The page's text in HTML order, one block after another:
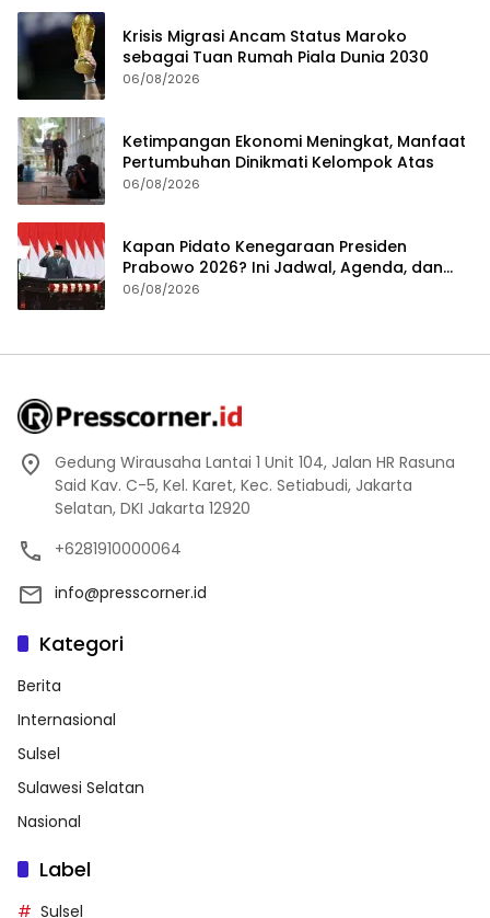
Krisis Migrasi Ancam Status Maroko
sebagai Tuan Rumah Piala Dunia 2030
06/08/2026
Ketimpangan Ekonomi Meningkat, Manfaat
Pertumbuhan Dinikmati Kelompok Atas
06/08/2026
Kapan Pidato Kenegaraan Presiden
Prabowo 2026? Ini Jadwal, Agenda, dan
Rangkaian Kegiatannya
06/08/2026
Gedung Wirausaha Lantai 1 Unit 104, Jalan HR Rasuna
Said Kav. C-5, Kel. Karet, Kec. Setiabudi, Jakarta
Selatan, DKI Jakarta 12920
+6281910000064
info@presscorner.id
Kategori
Berita
Internasional
Sulsel
Sulawesi Selatan
Nasional
Label
Sulsel